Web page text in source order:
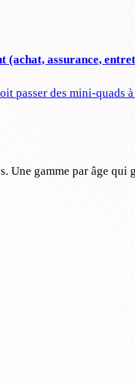
assurance,
passer des mini-quads
Une gamme par âge